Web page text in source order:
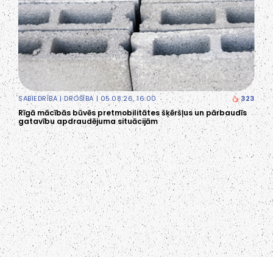
SABIEDRĪBA|DROŠĪBA | 05.08.26, 16:00 323
Rīgā mācībās būvēs pretmobilitātes šķēršļus un pārbaudīs
gatavību apdraudējuma situācijām